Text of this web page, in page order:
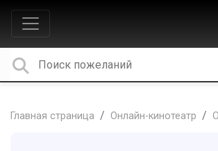
Главная страница Онлайн-кинотеатр